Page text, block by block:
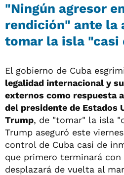
"Ningún agresor
rendición" ante la
tomar la isla "casi
El gobierno de Cuba
legalidad internacional y
externos como respuesta
del presidente de Estados
Trump, de "tomar" la isla
Trump aseguró este
control de Cuba casi de
que primero terminará
desplazará de vuelta al